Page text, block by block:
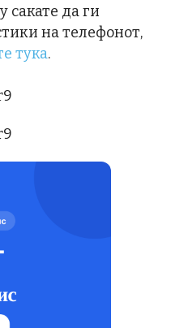
сакате да ги
на телефонот,
тука.